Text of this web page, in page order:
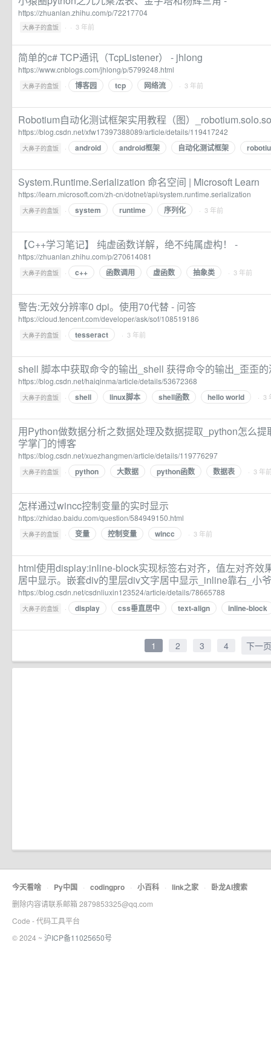
https://zhuanlan.zhihu.com/p/72217704
大鼻子的盒饭 · · 3 年前
简单的c# TCP通讯（TcpListener） - jhlong
https://www.cnblogs.com/jhlong/p/5799248.html
大鼻子的盒饭 · 博客园 tcp 网络流 · 3 年前
Robotium自动化测试框架实用教程（图）
https://blog.csdn.net/xfw17397388089/article/details/119417242
大鼻子的盒饭 · android android框架 自动化测试框架
System.Runtime.Serialization 命名空间 | Microsoft Learn
https://learn.microsoft.com/zh-cn/dotnet/api/system.runtime.serialization
大鼻子的盒饭 · system runtime 序列化 · 3 年前
【C++学习笔记】 纯虚函数详解，绝不纯属虚构！ -
https://zhuanlan.zhihu.com/p/270614081
大鼻子的盒饭 · c++ 函数调用 虚函数 抽象类 · 3 年前
警告:无效分辨率0 dpi。使用70代替 - 问答
https://cloud.tencent.com/developer/ask/sof/108519186
大鼻子的盒饭 · tesseract · 3 年前
shell 脚本中获取命令的输出_shell 获得命令的输出_歪歪
https://blog.csdn.net/haiqinma/article/details/53672368
大鼻子的盒饭 · shell linux脚本 shell函数 hello world · 3
用Python做数据分析之数据处理及数据提取_python怎么
学掌门的博客
https://blog.csdn.net/xuezhangmen/article/details/119776297
大鼻子的盒饭 · python 大数据 python函数 数据表 · 3 年
怎样通过wincc控制变量的实时显示
https://zhidao.baidu.com/question/584949150.html
大鼻子的盒饭 · 变量 控制变量 wincc · 3 年前
html使用display:inline-block实现标签右对齐，值左对齐效
居中显示。嵌套div的里层div文字居中显示_inline靠右_小
https://blog.csdn.net/csdnliuxin123524/article/details/78665788
大鼻子的盒饭 · display css垂直居中 text-align inline-block
1 2 3 4 下一页
今天看啥 · Py中国 · codingpro · 小百科 · link之家 · 卧龙AI搜索
删除内容请联系邮箱 2879853325@qq.com
Code - 代码工具平台
© 2024 ~ 沪ICP备11025650号